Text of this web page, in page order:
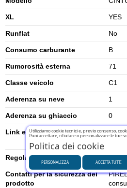
XL YES
Runflat No
Consumo carburante B
Rumorosità esterna 71
Classe veicolo C1
Aderenza su neve 1
Aderenza su ghiaccio 0
Link etichetta energetica UE
Regolamento UE (2020/740)
Contatti per la sicurezza del
prodotto
Utilizziamo cookie tecnici e, previo consenso,
Puoi accettare, rifiutare o personalizzare le tue
Politica dei cookie
PERSONALIZZA ACCETTA TUTTI